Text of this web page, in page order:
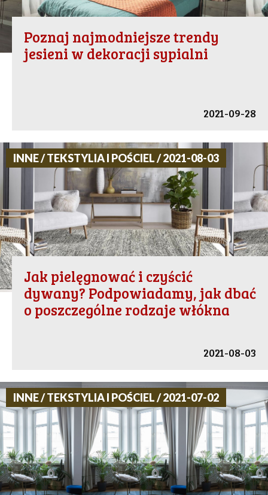
Poznaj najmodniejsze trendy
jesieni w dekoracji sypialni
2021-09-28
INNE / TEKSTYLIA I POŚCIEL / 2021-08-03
Jak pielęgnować i czyścić
dywany? Podpowiadamy, jak dbać
o poszczególne rodzaje włókna
2021-08-03
INNE / TEKSTYLIA I POŚCIEL / 2021-07-02